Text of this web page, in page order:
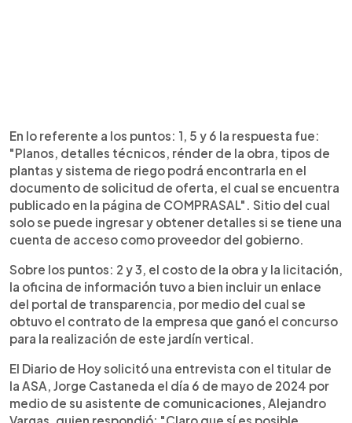
En lo referente a los puntos: 1, 5 y 6 la respuesta fue:
"Planos, detalles técnicos, rénder de la obra, tipos de
plantas y sistema de riego podrá encontrarla en el
documento de solicitud de oferta, el cual se encuentra
publicado en la página de COMPRASAL". Sitio del cual
solo se puede ingresar y obtener detalles si se tiene una
cuenta de acceso como proveedor del gobierno.
Sobre los puntos: 2 y 3, el costo de la obra y la licitación,
la oficina de información tuvo a bien incluir un enlace
del portal de transparencia, por medio del cual se
obtuvo el contrato de la empresa que ganó el concurso
para la realización de este jardín vertical.
El Diario de Hoy solicitó una entrevista con el titular de
la ASA, Jorge Castaneda el día 6 de mayo de 2024 por
medio de su asistente de comunicaciones, Alejandro